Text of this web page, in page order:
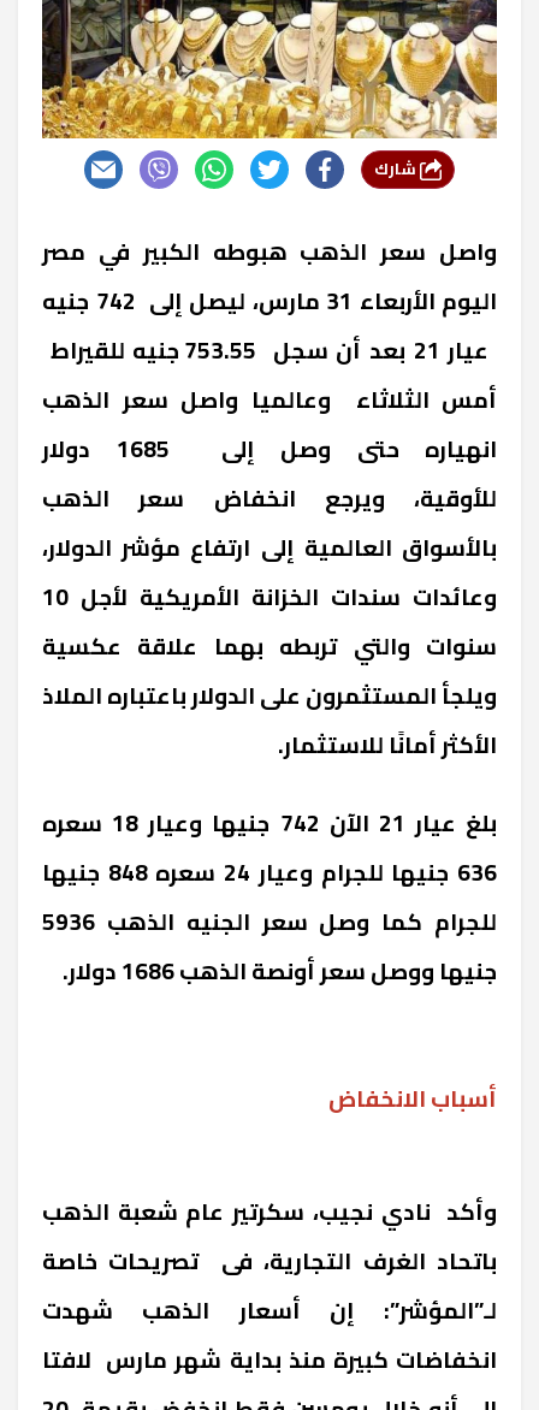
واصل سعر الذهب هبوطه الكبير في مصر
اليوم الأربعاء 31 مارس، ليصل إلى 742 جنيه
عيار 21 بعد أن سجل 753.55 جنيه للقيراط
أمس الثلاثاء وعالميا واصل سعر الذهب
انهياره حتى وصل إلى 1685 دولار
للأوقية، ويرجع انخفاض سعر الذهب
بالأسواق العالمية إلى ارتفاع مؤشر الدولار،
وعائدات سندات الخزانة الأمريكية لأجل 10
سنوات والتي تربطه بهما علاقة عكسية
ويلجأ المستثمرون على الدولار باعتباره الملاذ
الأكثر أمانًا للاستثمار.
بلغ عيار 21 الآن 742 جنيها وعيار 18 سعره
636 جنيها للجرام وعيار 24 سعره 848 جنيها
للجرام كما وصل سعر الجنيه الذهب 5936
جنيها ووصل سعر أونصة الذهب 1686 دولار.
أسباب الانخفاض
وأكد نادي نجيب، سكرتير عام شعبة الذهب
باتحاد الغرف التجارية، فى تصريحات خاصة
لـ”المؤشر”: إن أسعار الذهب شهدت
انخفاضات كبيرة منذ بداية شهر مارس لافتا